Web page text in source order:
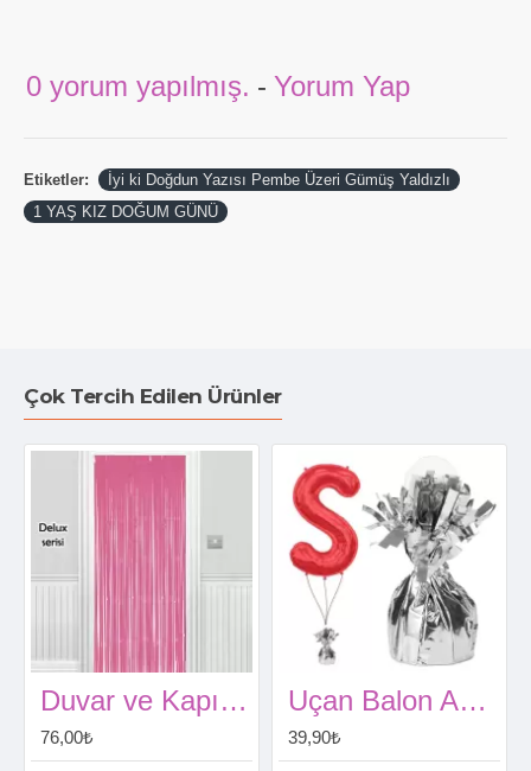
0 yorum yapılmış. - Yorum Yap
Etiketler:
İyi ki Doğdun Yazısı Pembe Üzeri Gümüş Yaldızlı
1 YAŞ KIZ DOĞUM GÜNÜ
Çok Tercih Edilen Ürünler
Duvar ve Kapı Perdesi Pembe 100*220cm
76,00₺
Uçan Balon Ağırlığı Gümüş Renk
39,90₺